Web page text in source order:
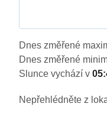
Dnes změřené
Dnes změřené
Slunce vychází v
Nepřehlédněte z